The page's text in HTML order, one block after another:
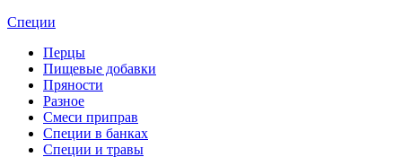
Специи
Перцы
Пищевые добавки
Пряности
Разное
Смеси приправ
Специи в банках
Специи и травы